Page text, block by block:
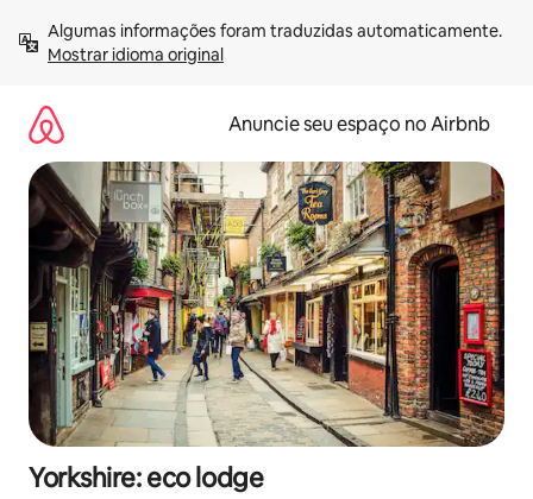
para
Mostrar idioma original
Anuncie seu espaço no Airbnb
Yorkshire: eco lodge